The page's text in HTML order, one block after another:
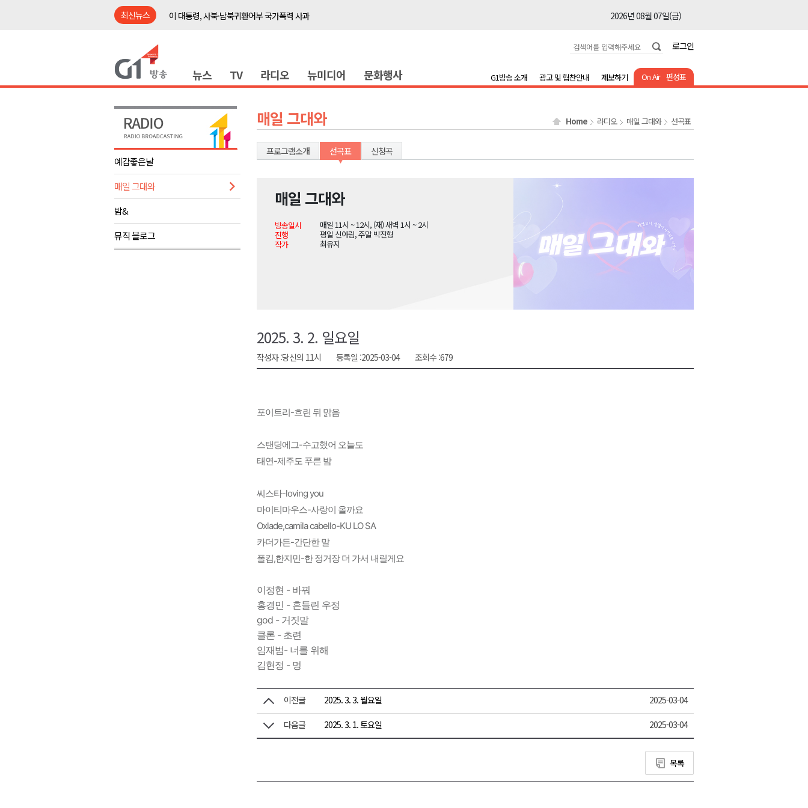
최신뉴스
이 대통령, 사북·납북귀환어부 국가폭력 사과
2026년 08월 07일(금)
2026년 08월 07일(금)
이광재 국회 예결위원장, 강릉시 초청 특별 강연
2026년 08월 07일(금)
육동한 시장, 국제스케이트장 춘천 유치 건의
영월군, 국·도비 확보 보고회 개최
2026년 08월 07일(금)
삼척 공공산후조리원 이전 시급
도-시군 첫 간담회..우상호 "하나된 공동체"
이 대통령, 사북·납북귀환어부 국가폭력 사과
여름축제 더위와 전쟁..물놀이 접목
2026년 08월 07일(금)
강원도, 최휘영 문체부장관과 정책간담회
2026년 08월 07일(금)
2026년 08월 07일(금)
삼척 공공산후조리원 이전 시급
강원자치도교육청 교감급 이상 387명 인사
로그인
뉴스 TV 라디오 뉴미디어 문화행사 On Air 편성표
G1방송 소개 광고 및 협찬안내 제보하기
예감좋은날
매일 그대와
밤&
뮤직 블로그
매일 그대와 Home 라디오 매일 그대와 선곡표
프로그램소개 선곡표 신청곡
매일 그대와
방송일시
매일 11시 ~ 12시, (재) 새벽 1시 ~ 2시
진행
평일 신아림, 주말 박진형
작가
최유지
2025. 3. 2. 일요일
작성자 :당신의 11시 등록일 :2025-03-04 조회수 :679
포이트리-흐린 뒤 맑음
스탠딩에그-수고했어 오늘도
태연-제주도 푸른 밤
씨스타-loving you
마이티마우스-사랑이 올까요
Oxlade,camila cabello-KU LO SA
카더가든-간단한 말
폴킴,한지민-한 정거장 더 가서 내릴게요
이정현 - 바꿔
홍경민 - 흔들린 우정
god - 거짓말
클론 - 초련
임재범- 너를 위해
김현정 - 멍
이전글 2025. 3. 3. 월요일 2025-03-04
다음글 2025. 3. 1. 토요일 2025-03-04
목록